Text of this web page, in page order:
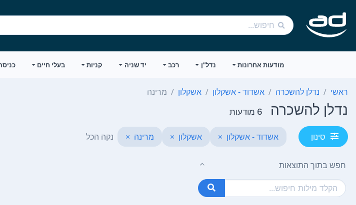
מודעות אחרונות נדל"ן רכב יד שניה קניות בעלי חיים
ראשי נדלן להשכרה אשדוד - אשקלון אשקלון מרינה
נדלן להשכרה 6 מודעות
סינון אשדוד - אשקלון × אשקלון × מרינה × נקה הכל
חפש בתוך התוצאות